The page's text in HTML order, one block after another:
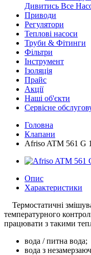
Дивитись Все
Приводи
Регулятори
Теплові насоси
Труби & Фітинги
Фільтри
Інструмент
Ізоляція
Прайс
Акції
Наші об'єкти
Сервісне
Головна
Клапани
Afriso ATM 561 G
Опис
Характеристики
Термостатичні
температурного
працювати з такими
вода / питна вода;
вода з